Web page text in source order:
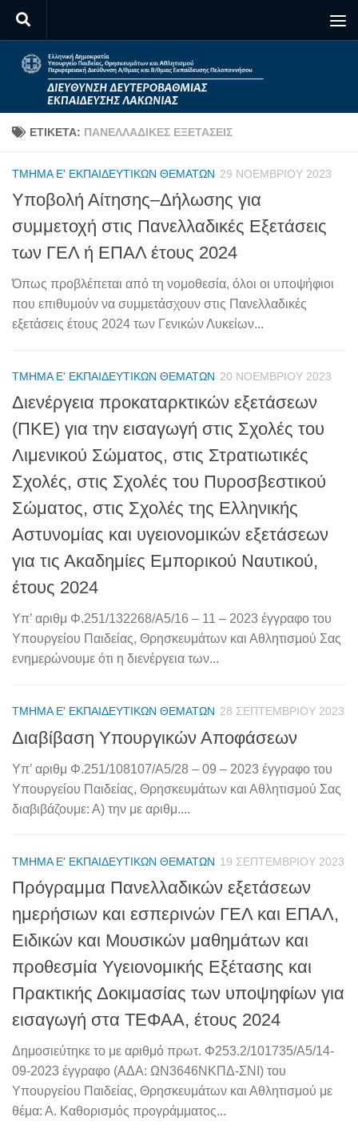
Skip to content
ΕΤΙΚΈΤΑ: ΠΑΝΕΛΛΑΔΙΚΈΣ ΕΞΕΤΆΣΕΙΣ
ΤΜΉΜΑ Ε' ΕΚΠΑΙΔΕΥΤΙΚΏΝ ΘΕΜΆΤΩΝ 29 ΝΟΕΜΒΡΊΟΥ 2023
Υποβολή Αίτησης–Δήλωσης για
συμμετοχή στις Πανελλαδικές Εξετάσεις
των ΓΕΛ ή ΕΠΑΛ έτους 2024
Όπως προβλέπεται από τη νομοθεσία, όλοι οι υποψήφιοι
που επιθυμούν να συμμετάσχουν στις Πανελλαδικές
εξετάσεις έτους 2024 των Γενικών Λυκείων...
ΤΜΉΜΑ Ε' ΕΚΠΑΙΔΕΥΤΙΚΏΝ ΘΕΜΆΤΩΝ 20 ΝΟΕΜΒΡΊΟΥ 2023
Διενέργεια προκαταρκτικών εξετάσεων
(ΠΚΕ) για την εισαγωγή στις Σχολές του
Λιμενικού Σώματος, στις Στρατιωτικές
Σχολές, στις Σχολές του Πυροσβεστικού
Σώματος, στις Σχολές της Ελληνικής
Αστυνομίας και υγειονομικών εξετάσεων
για τις Ακαδημίες Εμπορικού Ναυτικού,
έτους 2024
Υπ’ αριθμ Φ.251/132268/Α5/16 – 11 – 2023 έγγραφο του
Υπουργείου Παιδείας, Θρησκευμάτων και Αθλητισμού Σας
ενημερώνουμε ότι η διενέργεια των...
ΤΜΉΜΑ Ε' ΕΚΠΑΙΔΕΥΤΙΚΏΝ ΘΕΜΆΤΩΝ 28 ΣΕΠΤΕΜΒΡΊΟΥ 2023
Διαβίβαση Υπουργικών Αποφάσεων
Υπ’ αριθμ Φ.251/108107/Α5/28 – 09 – 2023 έγγραφο του
Υπουργείου Παιδείας, Θρησκευμάτων και Αθλητισμού Σας
διαβιβάζουμε: Α) την με αριθμ....
ΤΜΉΜΑ Ε' ΕΚΠΑΙΔΕΥΤΙΚΏΝ ΘΕΜΆΤΩΝ 19 ΣΕΠΤΕΜΒΡΊΟΥ 2023
Πρόγραμμα Πανελλαδικών εξετάσεων
ημερήσιων και εσπερινών ΓΕΛ και ΕΠΑΛ,
Ειδικών και Μουσικών μαθημάτων και
προθεσμία Υγειονομικής Εξέτασης και
Πρακτικής Δοκιμασίας των υποψηφίων για
εισαγωγή στα ΤΕΦΑΑ, έτους 2024
Δημοσιεύτηκε το με αριθμό πρωτ. Φ253.2/101735/Α5/14-
09-2023 έγγραφο (ΑΔΑ: ΩΝ3646ΝΚΠΔ-ΣΝΙ) του
Υπουργείου Παιδείας, Θρησκευμάτων και Αθλητισμού με
θέμα: Α. Καθορισμός προγράμματος...